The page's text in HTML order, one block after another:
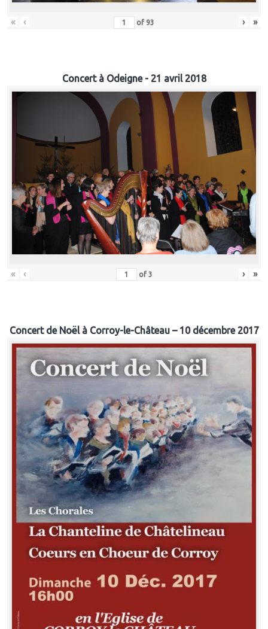
« ‹ of 93 › »
Concert à Odeigne - 21 avril 2018
« ‹ of 3 › »
Concert de Noël à Corroy-le-Château – 10 décembre 2017